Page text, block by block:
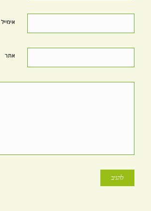
אימייל
אתר